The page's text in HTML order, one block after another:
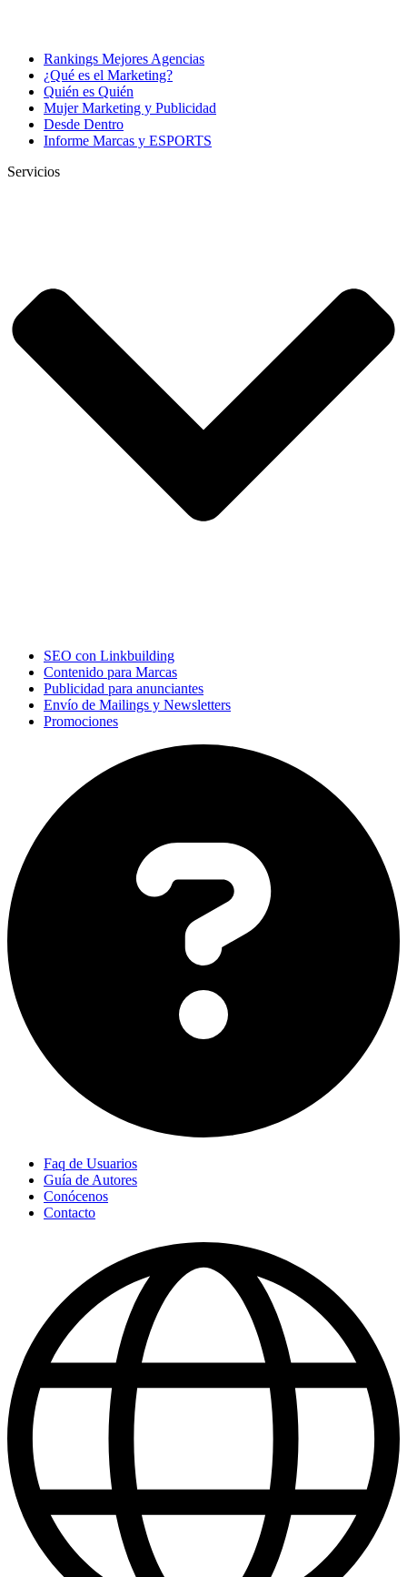
Rankings Mejores Agencias
¿Qué es el Marketing?
Quién es Quién
Mujer Marketing y Publicidad
Desde Dentro
Informe Marcas y ESPORTS
Servicios
SEO con Linkbuilding
Contenido para Marcas
Publicidad para anunciantes
Envío de Mailings y Newsletters
Promociones
Faq de Usuarios
Guía de Autores
Conócenos
Contacto